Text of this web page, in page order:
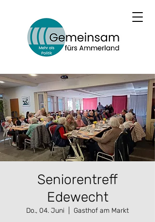
Seniorentreff
Edewecht
Do., 04. Juni Gasthof am Markt